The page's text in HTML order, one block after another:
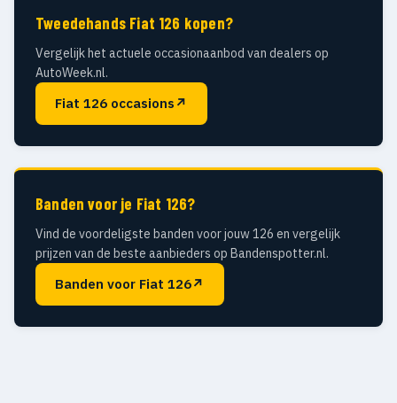
Tweedehands Fiat 126 kopen?
Vergelijk het actuele occasionaanbod van dealers op
AutoWeek.nl.
Fiat 126 occasions ↗
Banden voor je Fiat 126?
Vind de voordeligste banden voor jouw 126 en vergelijk
prijzen van de beste aanbieders op Bandenspotter.nl.
Banden voor Fiat 126↗